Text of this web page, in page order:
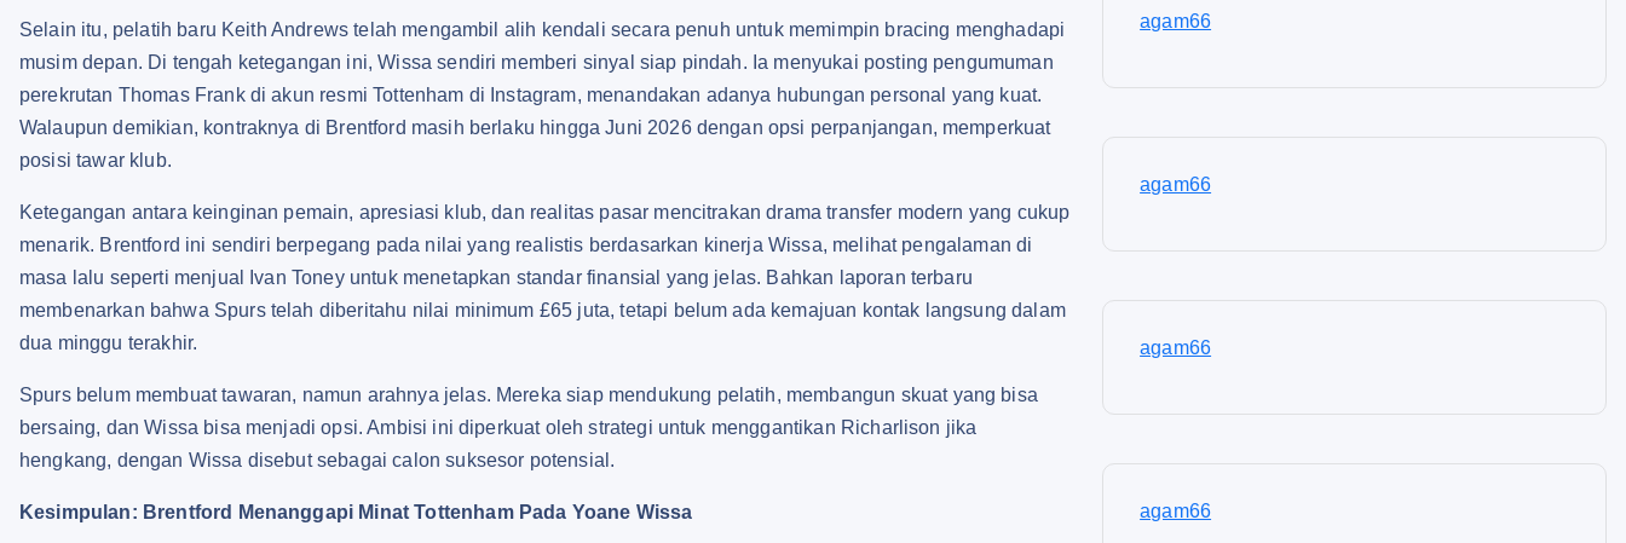
Selain itu, pelatih baru Keith Andrews telah mengambil alih kendali secara penuh untuk memimpin bracing menghadapi
musim depan. Di tengah ketegangan ini, Wissa sendiri memberi sinyal siap pindah. Ia menyukai posting pengumuman
perekrutan Thomas Frank di akun resmi Tottenham di Instagram, menandakan adanya hubungan personal yang kuat.
Walaupun demikian, kontraknya di Brentford masih berlaku hingga Juni 2026 dengan opsi perpanjangan, memperkuat
posisi tawar klub.
Ketegangan antara keinginan pemain, apresiasi klub, dan realitas pasar mencitrakan drama transfer modern yang cukup
menarik. Brentford ini sendiri berpegang pada nilai yang realistis berdasarkan kinerja Wissa, melihat pengalaman di
masa lalu seperti menjual Ivan Toney untuk menetapkan standar finansial yang jelas. Bahkan laporan terbaru
membenarkan bahwa Spurs telah diberitahu nilai minimum £65 juta, tetapi belum ada kemajuan kontak langsung dalam
dua minggu terakhir.
Spurs belum membuat tawaran, namun arahnya jelas. Mereka siap mendukung pelatih, membangun skuat yang bisa
bersaing, dan Wissa bisa menjadi opsi. Ambisi ini diperkuat oleh strategi untuk menggantikan Richarlison jika
hengkang, dengan Wissa disebut sebagai calon suksesor potensial.
Kesimpulan: Brentford Menanggapi Minat Tottenham Pada Yoane Wissa
agam66
agam66
agam66
agam66